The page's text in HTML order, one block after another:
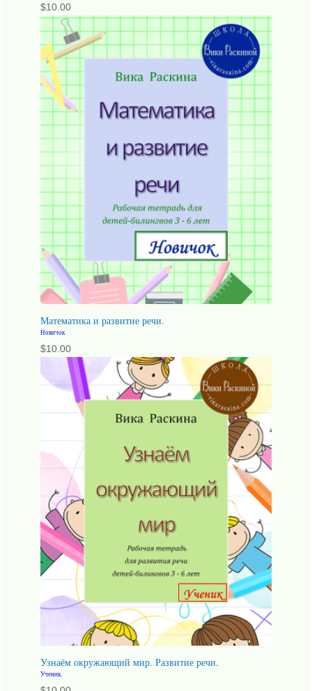
$10.00
Математика и развитие речи.
Новичок
$10.00
Узнаём окружающий мир. Развитие речи.
Ученик.